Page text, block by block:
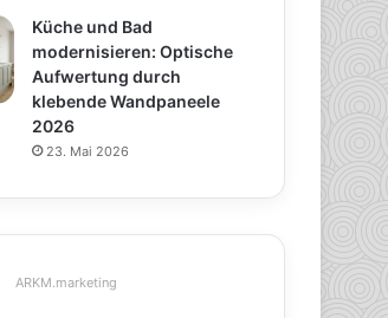
Küche und Bad
modernisieren: Optische
Aufwertung durch
klebende Wandpaneele
2026
23. Mai 2026
ARKM.marketing